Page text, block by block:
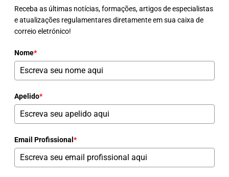
Receba as últimas notícias, formações, artigos de especialistas
e atualizações regulamentares diretamente em sua caixa de
correio eletrónico!
Nome*
Apelido*
Email Profissional *